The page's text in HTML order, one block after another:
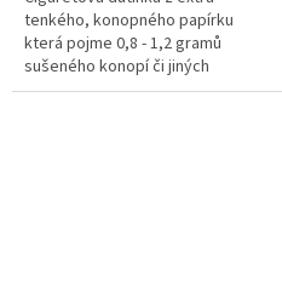
tenkého, konopného papírku
která pojme 0,8 - 1,2 gramů
sušeného konopí či jiných
legálních bylinek.